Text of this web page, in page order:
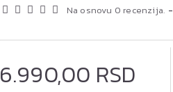
Na osnovu 0 recenzija. -
6.990,00 RSD